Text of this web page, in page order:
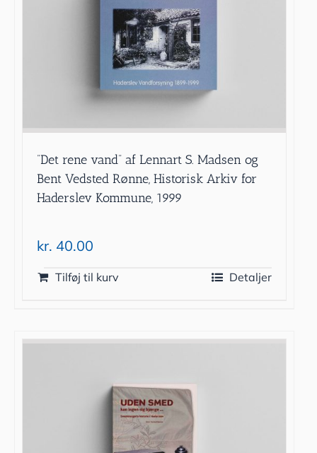
”Det rene vand” af Lennart S. Madsen og
Bent Vedsted Rønne, Historisk Arkiv for
Haderslev Kommune, 1999
kr. 40.00
Tilføj til kurv Detaljer